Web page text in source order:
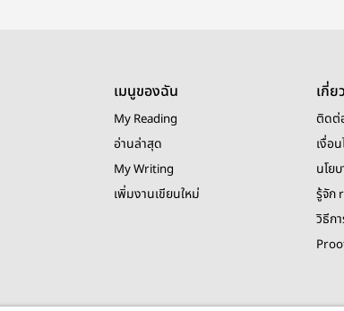
เมนูของฉัน
My Reading
อ่านล่าสุด
My Writing
เพิ่มงานเขียนใหม่
เกี่ย
ติดต่
เงื่อ
นโย
รู้จัก
วิธีก